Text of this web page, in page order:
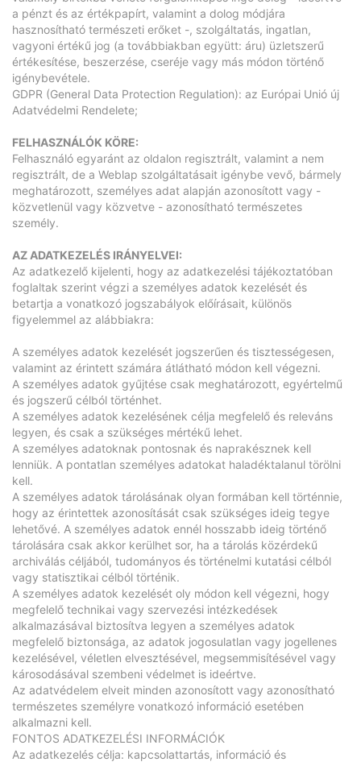
a pénzt és az értékpapírt, valamint a dolog módjára
hasznosítható természeti erőket -, szolgáltatás, ingatlan,
vagyoni értékű jog (a továbbiakban együtt: áru) üzletszerű
értékesítése, beszerzése, cseréje vagy más módon történő
igénybevétele.
GDPR (General Data Protection Regulation): az Európai Unió új
Adatvédelmi Rendelete;
FELHASZNÁLÓK KÖRE:
Felhasználó egyaránt az oldalon regisztrált, valamint a nem
regisztrált, de a Weblap szolgáltatásait igénybe vevő, bármely
meghatározott, személyes adat alapján azonosított vagy -
közvetlenül vagy közvetve - azonosítható természetes
személy.
AZ ADATKEZELÉS IRÁNYELVEI:
Az adatkezelő kijelenti, hogy az adatkezelési tájékoztatóban
foglaltak szerint végzi a személyes adatok kezelését és
betartja a vonatkozó jogszabályok előírásait, különös
figyelemmel az alábbiakra:
A személyes adatok kezelését jogszerűen és tisztességesen,
valamint az érintett számára átlátható módon kell végezni.
A személyes adatok gyűjtése csak meghatározott, egyértelmű
és jogszerű célból történhet.
A személyes adatok kezelésének célja megfelelő és releváns
legyen, és csak a szükséges mértékű lehet.
A személyes adatoknak pontosnak és naprakésznek kell
lenniük. A pontatlan személyes adatokat haladéktalanul törölni
kell.
A személyes adatok tárolásának olyan formában kell történnie,
hogy az érintettek azonosítását csak szükséges ideig tegye
lehetővé. A személyes adatok ennél hosszabb ideig történő
tárolására csak akkor kerülhet sor, ha a tárolás közérdekű
archiválás céljából, tudományos és történelmi kutatási célból
vagy statisztikai célból történik.
A személyes adatok kezelését oly módon kell végezni, hogy
megfelelő technikai vagy szervezési intézkedések
alkalmazásával biztosítva legyen a személyes adatok
megfelelő biztonsága, az adatok jogosulatlan vagy jogellenes
kezelésével, véletlen elvesztésével, megsemmisítésével vagy
károsodásával szembeni védelmet is ideértve.
Az adatvédelem elveit minden azonosított vagy azonosítható
természetes személyre vonatkozó információ esetében
alkalmazni kell.
FONTOS ADATKEZELÉSI INFORMÁCIÓK
Az adatkezelés célja: kapcsolattartás, információ és